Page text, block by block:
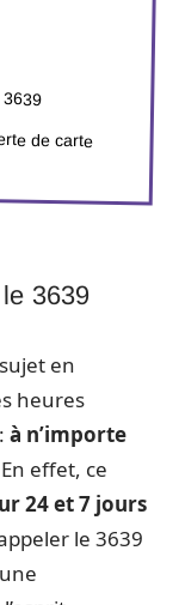
de carte
3639
en
heures
à n’importe
effet, ce
24 et 7 jours
le 3639